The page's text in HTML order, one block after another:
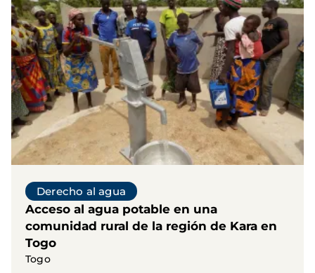
Derecho al agua
Acceso al agua potable en una
comunidad rural de la región de Kara en
Togo
Togo